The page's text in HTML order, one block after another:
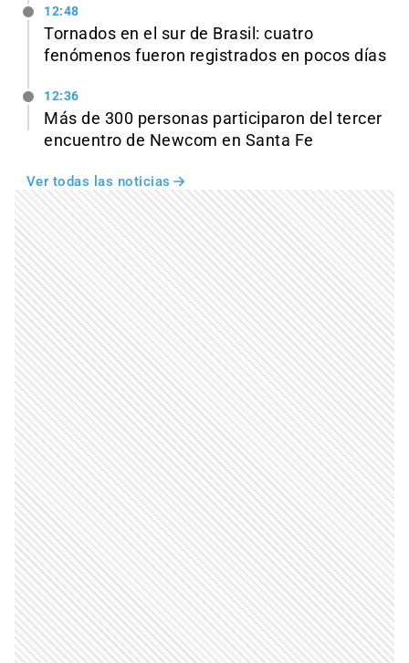
12:48
Tornados en el sur de Brasil: cuatro
fenómenos fueron registrados en pocos días
12:36
Más de 300 personas participaron del tercer
encuentro de Newcom en Santa Fe
Ver todas las noticias